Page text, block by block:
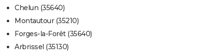
Chelun (35640)
Montautour (35210)
Forges-la-Forêt (35640)
Arbrissel (35130)